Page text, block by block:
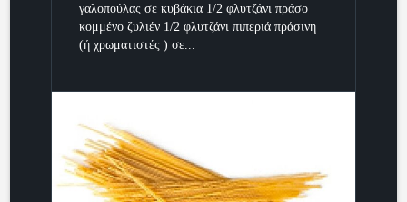
γαλοπούλας σε κυβάκια 1/2 φλυτζάνι πράσο
κομμένο ζυλιέν 1/2 φλυτζάνι πιπεριά πράσινη
(ή χρωματιστές ) σε...